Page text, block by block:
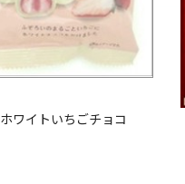
ホワイトいちごチョコ